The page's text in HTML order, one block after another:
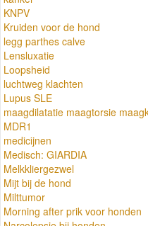
KNPV
Kruiden voor de hond
legg parthes calve
Lensluxatie
Loopsheid
luchtweg klachten
Lupus SLE
maagdilatatie maagtorsie
MDR1
medicijnen
Medisch: GIARDIA
Melkkliergezwel
Mijt bij de hond
Milttumor
Morning after prik voor honden